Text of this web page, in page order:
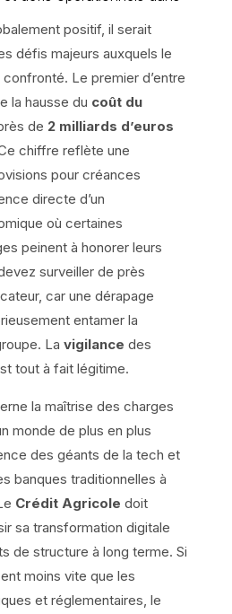
positif, il serait
défis majeurs auxquels le
Le premier d’entre
la hausse du coût du
de 2 milliards d’euros
chiffre reflète une
pour créances
directe d’un
où certaines
peinent à honorer leurs
surveiller de près
car une dérapage
entamer la
La vigilance des
tout à fait légitime.
la maîtrise des charges
monde de plus en plus
des géants de la tech et
banques traditionnelles à
Crédit Agricole doit
sa transformation digitale
de structure à long terme. Si
moins vite que les
et réglementaires, le